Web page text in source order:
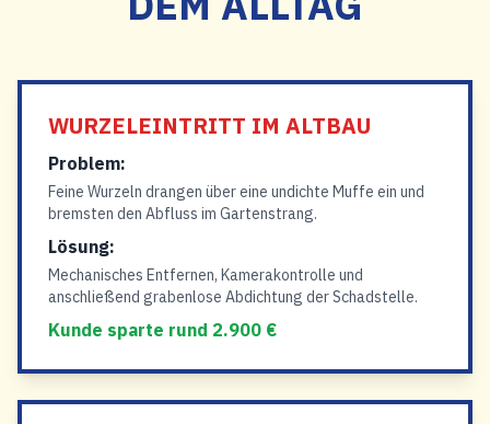
WURZELEINTRITT IM ALTBAU
Problem:
Feine Wurzeln drangen über eine undichte Muffe ein und
bremsten den Abfluss im Gartenstrang.
Lösung:
Mechanisches Entfernen, Kamerakontrolle und
anschließend grabenlose Abdichtung der Schadstelle.
Kunde sparte rund 2.900 €